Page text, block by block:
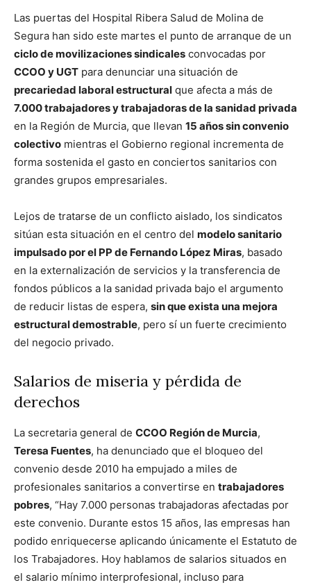
Las puertas del Hospital Ribera Salud de Molina de
Segura han sido este martes el punto de arranque de un
ciclo de movilizaciones sindicales convocadas por
CCOO y UGT para denunciar una situación de
precariedad laboral estructural que afecta a más de
7.000 trabajadores y trabajadoras de la sanidad privada
en la Región de Murcia, que llevan 15 años sin convenio
colectivo mientras el Gobierno regional incrementa de
forma sostenida el gasto en conciertos sanitarios con
grandes grupos empresariales.
Lejos de tratarse de un conflicto aislado, los sindicatos
sitúan esta situación en el centro del modelo sanitario
impulsado por el PP de Fernando López Miras, basado
en la externalización de servicios y la transferencia de
fondos públicos a la sanidad privada bajo el argumento
de reducir listas de espera, sin que exista una mejora
estructural demostrable, pero sí un fuerte crecimiento
del negocio privado.
Salarios de miseria y pérdida de
derechos
La secretaria general de CCOO Región de Murcia,
Teresa Fuentes, ha denunciado que el bloqueo del
convenio desde 2010 ha empujado a miles de
profesionales sanitarios a convertirse en trabajadores
pobres, “Hay 7.000 personas trabajadoras afectadas por
este convenio. Durante estos 15 años, las empresas han
podido enriquecerse aplicando únicamente el Estatuto de
los Trabajadores. Hoy hablamos de salarios situados en
el salario mínimo interprofesional, incluso para